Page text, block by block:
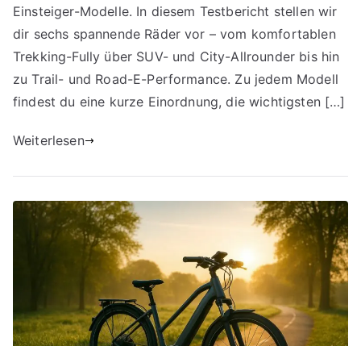
Einsteiger-Modelle. In diesem Testbericht stellen wir
dir sechs spannende Räder vor – vom komfortablen
Trekking-Fully über SUV- und City-Allrounder bis hin
zu Trail- und Road-E-Performance. Zu jedem Modell
findest du eine kurze Einordnung, die wichtigsten […]
Weiterlesen